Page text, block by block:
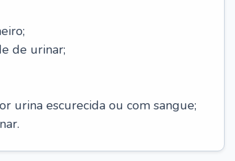
de urinar;
urina escurecida ou com sangue;